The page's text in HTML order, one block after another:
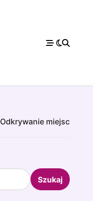
Odkrywanie miejsc
Szukaj